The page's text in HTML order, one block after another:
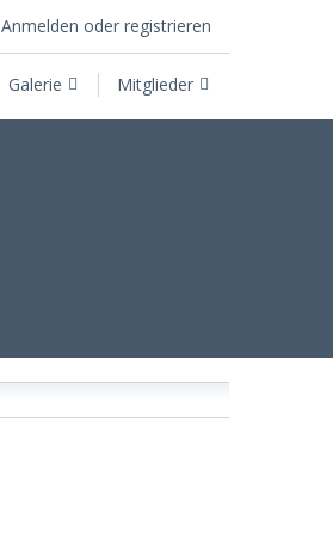
Galerie Mitglieder
Anmelden oder registrieren